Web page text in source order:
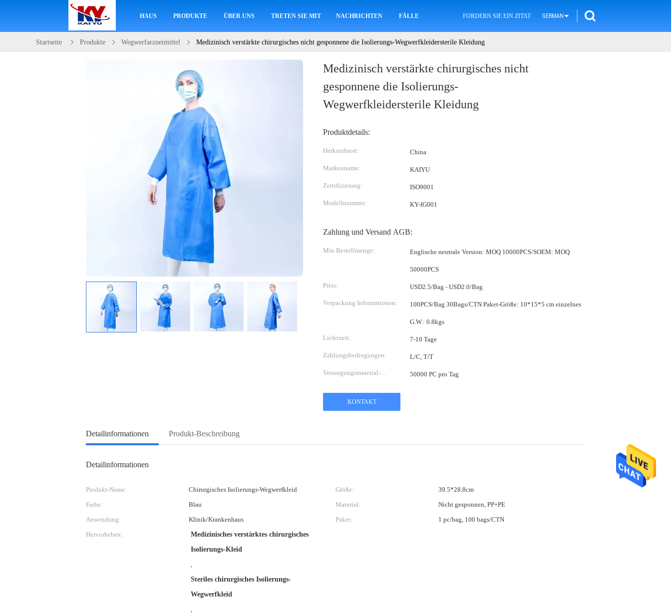
HAUS PRODUKTE ÜBER UNS TRETEN SIE MIT UNS IN VERBINDUNG
NACHRICHTEN FÄLLE FORDERN SIE EIN ZITAT GERMAN
Startseite Produkte Wegwerfarzneimittel Medizinisch verstärkte chirurgisches nicht gesponnene die Isolierungs-Wegwerfkleidersterile Kleidung
Medizinisch verstärkte chirurgisches nicht
gesponnene die Isolierungs-
Wegwerfkleidersterile Kleidung
Produktdetails:
Herkunftsort: China
Markenname: KAIYU
Zertifizierung: ISO9001
Modellnummer: KY-IG001
Zahlung und Versand AGB:
Min Bestellmenge: Englische neutrale Version: MOQ 10000PCS/SOEM: MOQ
50000PCS
Preis: USD2.5/Bag - USD2.0/Bag
Verpackung Informationen: 100PCS/Bag 30Bags/CTN Paket-Größe: 10*15*5 cm einzelnes
G.W.: 0.8kgs
Lieferzeit: 7-10 Tage
Zahlungsbedingungen: L/C, T/T
Versorgungsmaterial-
50000 PC pro Tag
KONTAKT
Detailinformationen Produkt-Beschreibung
Detailinformationen
Produkt-Name: Chirurgisches Isolierungs-Wegwerfkleid Größe:
39.5*28.8cm
Farbe:
Blau Material:
Nicht gesponnen, PP+PE
Anwendung:
Klinik/Krankenhaus Paket:
1 pc/bag, 100 bags/CTN
Hervorheben:
Medizinisches verstärktes chirurgisches
Isolierungs-Kleid
,
Steriles chirurgisches Isolierungs-
Wegwerfkleid
,